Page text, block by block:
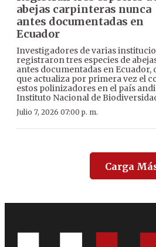
abejas carpinteras nunca
antes documentadas en
Ecuador
Investigadores de varias
registraron tres especies de
antes documentadas en Ecuador,
que actualiza por primera vez el
estos polinizadores en el país
Instituto Nacional de
Julio 7, 2026 07:00 p. m.
Carga